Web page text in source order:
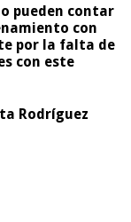
pueden contar
con
por la falta de
con este
Rodríguez